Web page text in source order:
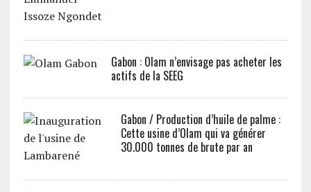
Gabon : Olam n’envisage pas acheter les
actifs de la SEEG
Gabon / Production d’huile de palme :
Cette usine d’Olam qui va générer
30.000 tonnes de brute par an